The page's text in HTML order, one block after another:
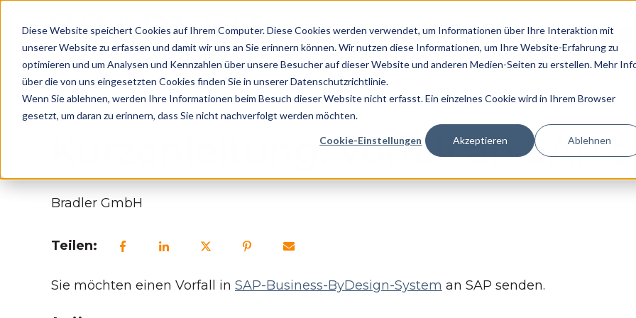
Diese Website speichert Cookies auf Ihrem Computer. Diese Cookies werden verwendet, um Informationen über Ihre Interaktion mit
unserer Website zu erfassen und damit wir uns an Sie erinnern können. Wir nutzen diese Informationen, um Ihre Website-Erfahrung zu
optimieren und um Analysen und Kennzahlen über unsere Besucher auf dieser Website und anderen Medien-Seiten zu erstellen. Mehr
über die von uns eingesetzten Cookies finden Sie in unserer Datenschutzrichtlinie.
Wenn Sie ablehnen, werden Ihre Informationen beim Besuch dieser Website nicht erfasst. Ein einzelnes Cookie wird in Ihrem Browser
gesetzt, um daran zu erinnern, dass Sie nicht nachverfolgt werden möchten.
Cookie-Einstellungen Akzeptieren Ablehnen
LösungenUntermenü für
Leistungen
5. Juni 2018, 15:44:00 MESZ
Kurzanleitung: Vorfall an SAP
Bradler GmbH
Teilen:
Sie möchten einen Vorfall in SAP-Business-ByDesign-System an SAP senden.